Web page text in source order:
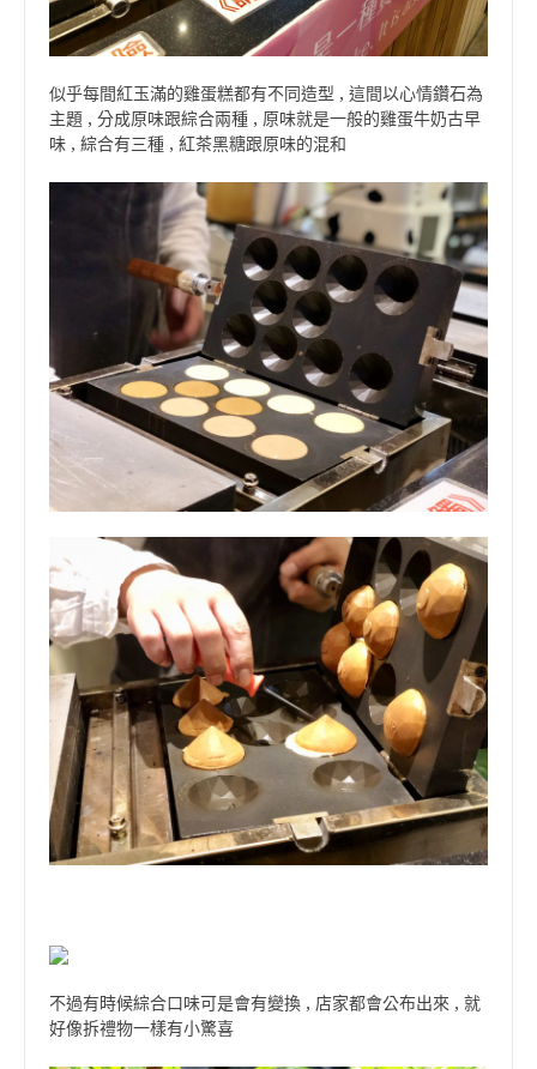
似乎每間紅玉滿的雞蛋糕都有不同造型 , 這間以心情鑽石為
主題 , 分成原味跟綜合兩種 , 原味就是一般的雞蛋牛奶古早
味 , 綜合有三種 , 紅茶黑糖跟原味的混和
不過有時候綜合口味可是會有變換 , 店家都會公布出來 , 就
好像拆禮物一樣有小驚喜